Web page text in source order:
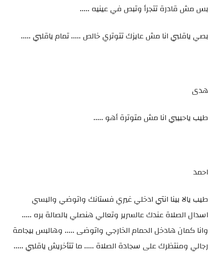
بس مش قادرة تتجرأ وتبص في عينيه .....
بصي ياقلبي انا مش عايزك تتوتري خالص ..... تمام ياقلبي .....
هدى
طيب ياحبيبي انا مش متوترة أهو .....
احمد
طيب يالا بينا انتي ادخلي غيري فستانك واتوضي والبسي
اسدال الصلاة عندك عالسرير وتعالي هنصلي بالصالة بره .....
وانا كمان هادخل الحمام الخارجي واتوضى ..... وهالبس بيجامة
رجالي ومنتظرك على سجادة الصلاة ..... ما تتأخريش ياقلبي .....